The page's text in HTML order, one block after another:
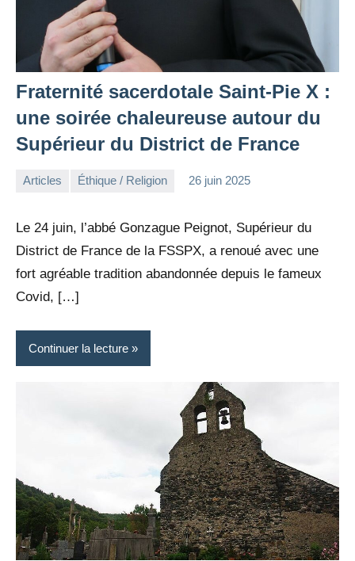
Fraternité sacerdotale Saint-Pie X :
une soirée chaleureuse autour du
Supérieur du District de France
Articles Éthique / Religion 26 juin 2025
Le 24 juin, l’abbé Gonzague Peignot, Supérieur du
District de France de la FSSPX, a renoué avec une
fort agréable tradition abandonnée depuis le fameux
Covid, […]
Continuer la lecture